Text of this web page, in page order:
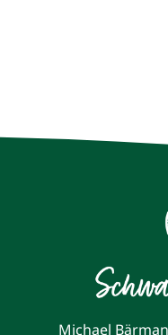
Michael